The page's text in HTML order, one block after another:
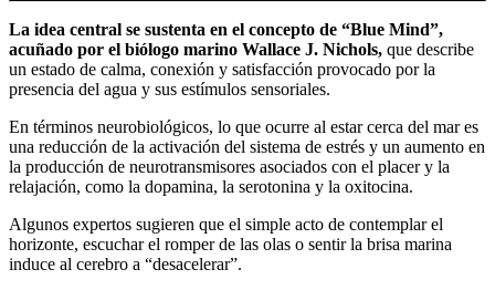
La idea central se sustenta en el concepto de “Blue Mind”,
acuñado por el biólogo marino Wallace J. Nichols, que describe
un estado de calma, conexión y satisfacción provocado por la
presencia del agua y sus estímulos sensoriales.
En términos neurobiológicos, lo que ocurre al estar cerca del mar es
una reducción de la activación del sistema de estrés y un aumento en
la producción de neurotransmisores asociados con el placer y la
relajación, como la dopamina, la serotonina y la oxitocina.
Algunos expertos sugieren que el simple acto de contemplar el
horizonte, escuchar el romper de las olas o sentir la brisa marina
induce al cerebro a “desacelerar”.